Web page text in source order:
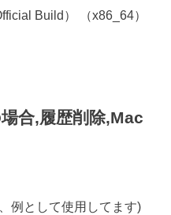
Build） （x86_64）
合,履歴削除,Mac
例として使用してます)